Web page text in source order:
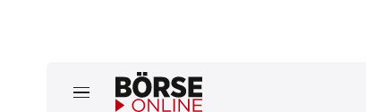
Jetzt aktuelle Ausgabe BÖRSE